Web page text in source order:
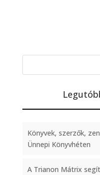
Könyvek, szerzők,
Ünnepi Könyvhéten
A Trianon Mátrix